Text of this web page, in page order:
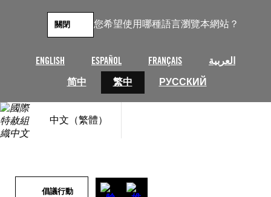
您希望使用哪種語言瀏覽本網站？
ENGLISH ESPAÑOL FRANÇAIS
العربية
简中
繁中 РУССКИЙ
關閉
中文（繁體）
倡議行動